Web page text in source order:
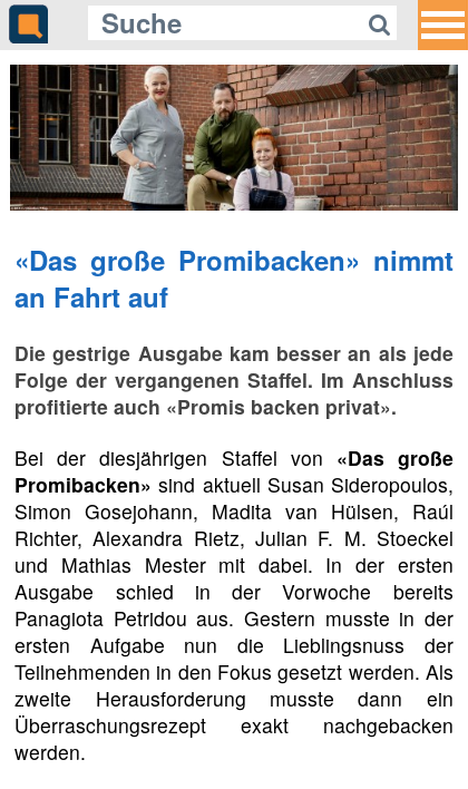
«Das große Promibacken» nimmt
an Fahrt auf
Die gestrige Ausgabe kam besser an als jede
Folge der vergangenen Staffel. Im Anschluss
profitierte auch «Promis backen privat».
Bei der diesjährigen Staffel von «Das große
Promibacken» sind aktuell Susan Sideropoulos,
Simon Gosejohann, Madita van Hülsen, Raúl
Richter, Alexandra Rietz, Julian F. M. Stoeckel
und Mathias Mester mit dabei. In der ersten
Ausgabe schied in der Vorwoche bereits
Panagiota Petridou aus. Gestern musste in der
ersten Aufgabe nun die Lieblingsnuss der
Teilnehmenden in den Fokus gesetzt werden. Als
zweite Herausforderung musste dann ein
Überraschungsrezept exakt nachgebacken
werden.